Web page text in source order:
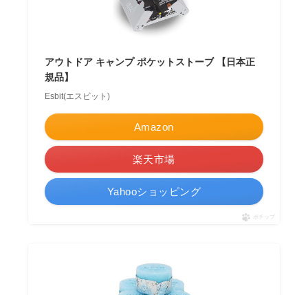
アウトドア キャンプ ポケットストーブ 【日本正
規品】
Esbit(エスビット)
Amazon
楽天市場
Yahooショッピング
ポチップ